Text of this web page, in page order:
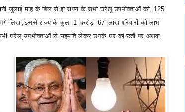
जुलाई माह के बिल से ही राज्य के सभी घरेलू उपभोक्ताओं को 125
लिखा, इससे राज्य के कुल 1 करोड़ 67 लाख परिवारों को लाभ
सभी घरेलू उपभोक्ताओं से सहमति लेकर उनके घर की छतों पर अथवा